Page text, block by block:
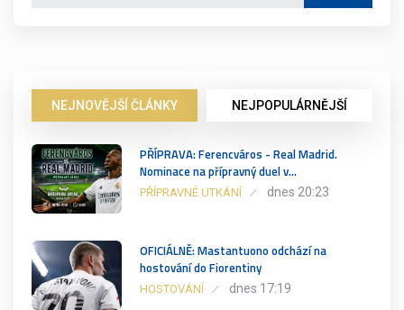
NEJNOVĚJŠÍ ČLÁNKY NEJPOPULÁRNĚJŠÍ
PŘÍPRAVA: Ferencváros - Real Madrid.
Nominace na přípravný duel v…
PŘÍPRAVNÉ UTKÁNÍ dnes 20:23
OFICIÁLNĚ: Mastantuono odchází na
hostování do Fiorentiny
HOSTOVÁNÍ dnes 17:19